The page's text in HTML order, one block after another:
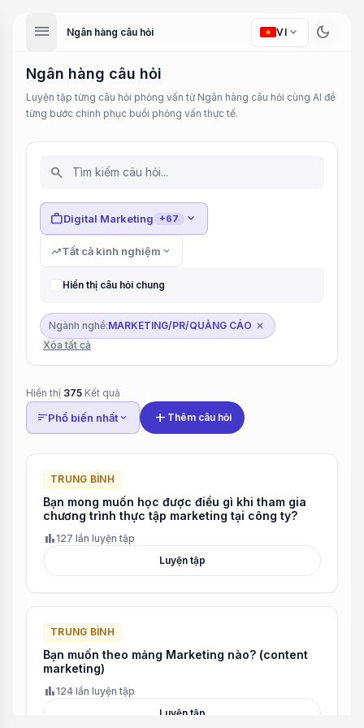
menu Ngân hàng câu hỏi VI expand_more dark_mode
Ngân hàng câu hỏi
Luyện tập từng câu hỏi phỏng vấn từ Ngân hàng câu hỏi cùng AI để
từng bước chinh phục buổi phỏng vấn thực tế.
search
workDigital Marketing +67 expand_more
trending_upTất cả kinh nghiệm expand_more
Hiển thị câu hỏi chung
Ngành nghề:MARKETING/PR/QUẢNG CÁO close
Xóa tất cả
Hiển thị 375 Kết quả
sortPhổ biến nhấtexpand_more add Thêm câu hỏi
TRUNG BÌNH
Bạn mong muốn học được điều gì khi tham gia
chương trình thực tập marketing tại công ty?
bar_chart127 lần luyện tập
Luyện tập
TRUNG BÌNH
Bạn muốn theo mảng Marketing nào? (content
marketing)
bar_chart124 lần luyện tập
Luyện tập